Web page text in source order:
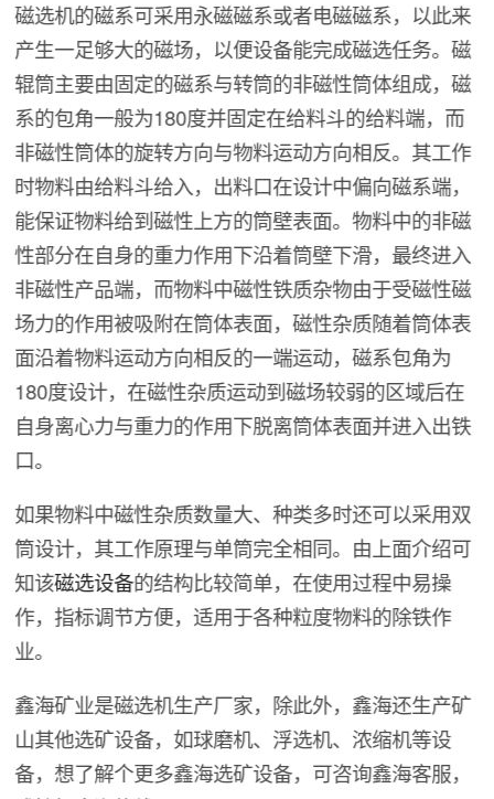
磁选机的磁系可采用永磁磁系或者电磁磁系，以此来
产生一足够大的磁场，以便设备能完成磁选任务。磁
辊筒主要由固定的磁系与转筒的非磁性筒体组成，磁
系的包角一般为180度并固定在给料斗的给料端，而
非磁性筒体的旋转方向与物料运动方向相反。其工作
时物料由给料斗给入，出料口在设计中偏向磁系端，
能保证物料给到磁性上方的筒壁表面。物料中的非磁
性部分在自身的重力作用下沿着筒壁下滑，最终进入
非磁性产品端，而物料中磁性铁质杂物由于受磁性磁
场力的作用被吸附在筒体表面，磁性杂质随着筒体表
面沿着物料运动方向相反的一端运动，磁系包角为
180度设计，在磁性杂质运动到磁场较弱的区域后在
自身离心力与重力的作用下脱离筒体表面并进入出铁
口。
如果物料中磁性杂质数量大、种类多时还可以采用双
筒设计，其工作原理与单筒完全相同。由上面介绍可
知该磁选设备的结构比较简单，在使用过程中易操
作，指标调节方便，适用于各种粒度物料的除铁作
业。
鑫海矿业是磁选机生产厂家，除此外，鑫海还生产矿
山其他选矿设备，如球磨机、浮选机、浓缩机等设
备，想了解个更多鑫海选矿设备，可咨询鑫海客服，